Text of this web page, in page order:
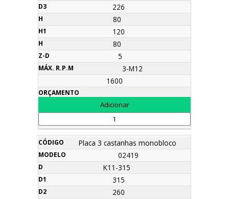
226
80
120
80
5
3-M12
1600
Placa 3 castanhas monobloco
02419
K11-315
315
260